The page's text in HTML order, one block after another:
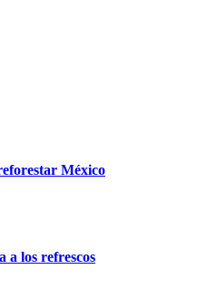
México
a los refrescos